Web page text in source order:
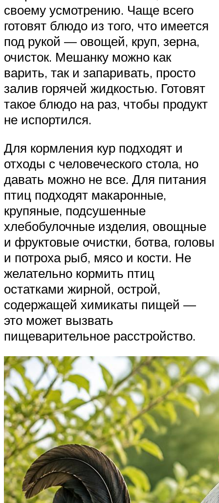
своему усмотрению. Чаще всего
готовят блюдо из того, что имеется
под рукой — овощей, круп, зерна,
очисток. Мешанку можно как
варить, так и запаривать, просто
залив горячей жидкостью. Готовят
такое блюдо на раз, чтобы продукт
не испортился.
Для кормления кур подходят и
отходы с человеческого стола, но
давать можно не все. Для питания
птиц подходят макаронные,
крупяные, подсушенные
хлебобулочные изделия, овощные
и фруктовые очистки, ботва, головы
и потроха рыб, мясо и кости. Не
желательно кормить птиц
остатками жирной, острой,
содержащей химикаты пищей —
это может вызвать
пищеварительное расстройство.